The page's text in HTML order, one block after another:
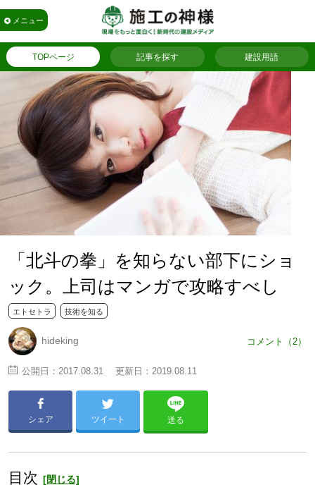
メニュー
TOPページ 記事を探す 建設用語
「北斗の拳」を知らない部下にショ
ック。上司はマンガで攻略すべし
エトセトラ 技術を知る
hideking コメント（2）
公開日： 2017.08.31 更新日： 2019.08.11
シェア ツイート 送る
目次